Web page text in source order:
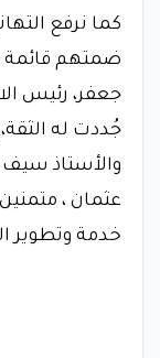
كما نرفع
ضمتهم قائمة
جعفر، رئيس
جُددت له
والأستاذ سيف
عثمان ،
خدمة وتطوير